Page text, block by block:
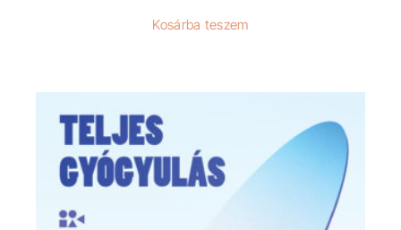
Kosárba teszem